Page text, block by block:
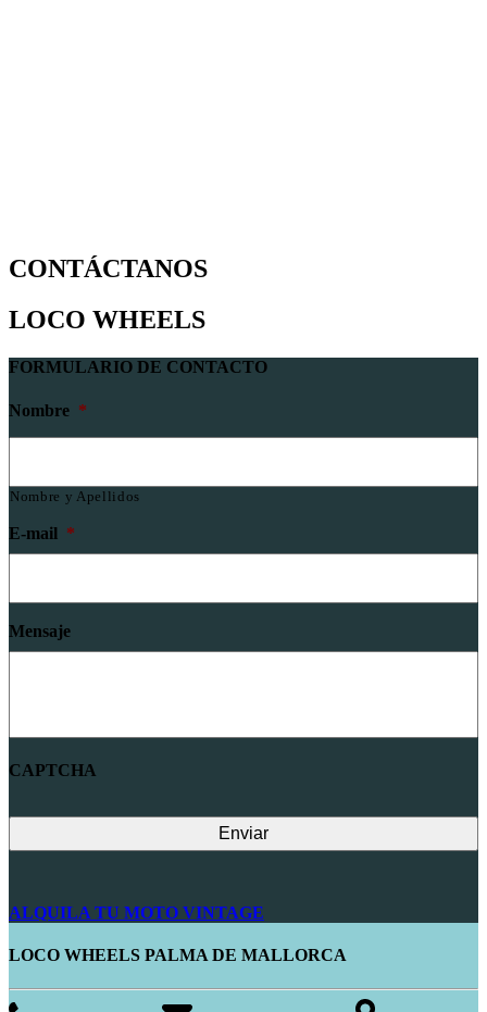
CONTÁCTANOS
LOCO WHEELS
FORMULARIO DE CONTACTO
Nombre *
Nombre y Apellidos
E-mail *
Mensaje
CAPTCHA
ALQUILA TU MOTO VINTAGE
LOCO WHEELS PALMA DE MALLORCA